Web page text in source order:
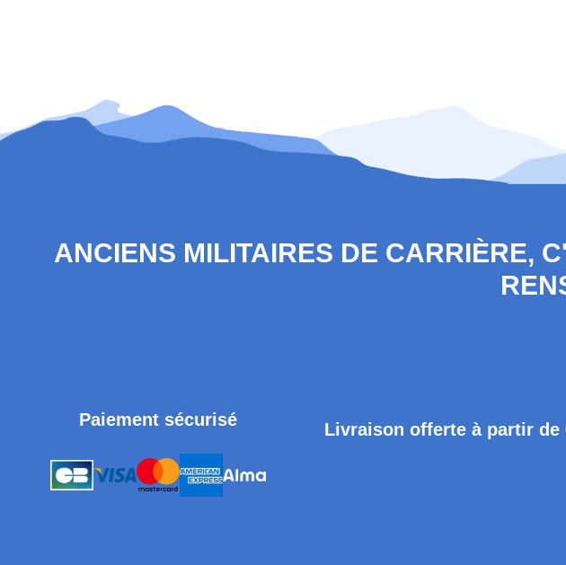
ANCIENS MILITAIRES DE CARRIÈRE,
Paiement sécurisé Livraison offerte à partir de